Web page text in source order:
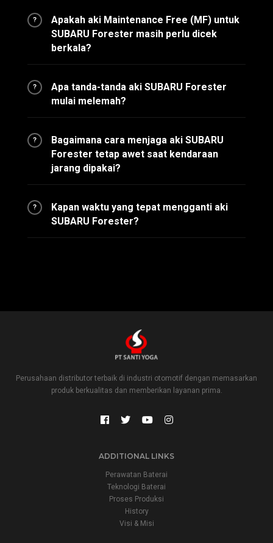
?
Apakah aki Maintenance Free (MF) untuk
SUBARU Forester masih perlu dicek
berkala?
?
Apa tanda-tanda aki SUBARU Forester
mulai melemah?
?
Bagaimana cara menjaga aki SUBARU
Forester tetap awet saat kendaraan
jarang dipakai?
?
Kapan waktu yang tepat mengganti aki
SUBARU Forester?
Perusahaan distributor terbaik di industri otomotif dengan memasarkan
produk berkualitas dan memberikan layanan prima.
ADDITIONAL LINKS
Perawatan Baterai
Teknologi Baterai
Proses Produksi
History
Visi & Misi